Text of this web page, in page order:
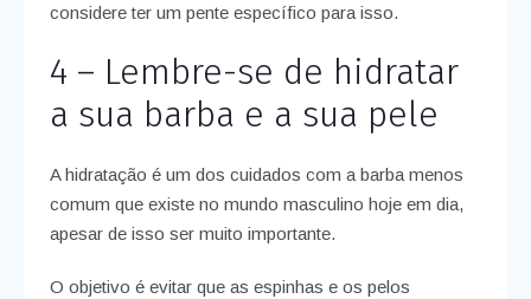
considere ter um pente específico para isso.
4 – Lembre-se de hidratar
a sua barba e a sua pele
A hidratação é um dos cuidados com a barba menos
comum que existe no mundo masculino hoje em dia,
apesar de isso ser muito importante.
O objetivo é evitar que as espinhas e os pelos